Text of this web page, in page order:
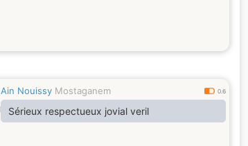
Ain Nouissy Mostaganem 0.6
Sérieux respectueux jovial veril